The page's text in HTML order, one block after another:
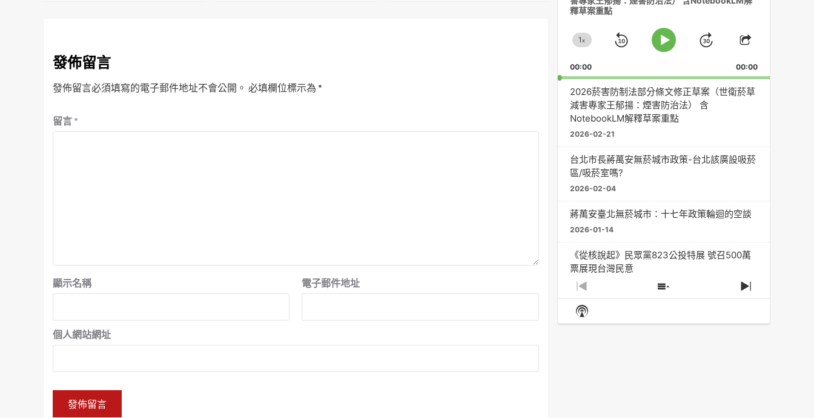
發佈留言
發佈留言必須填寫的電子郵件地址不會公開。 必填欄位標示為 *
留言 *
顯示名稱 電子郵件地址
個人網站網址
釋草案重點
Change
Rate
1x
Skip Play
Jump
Forward
Share
Episode
00:00 00:00
2026菸害防制法部分條文修正草案（世衛菸草
減害專家王郁揚：煙害防治法） 含
NotebookLM解釋草案重點
2026-02-21
台北市長蔣萬安無菸城市政策-台北該廣設吸菸
區/吸菸室嗎?
2026-02-04
蔣萬安臺北無菸城市：十七年政策輪迴的空談
2026-01-14
《從核說起》民眾黨823公投特展 號召500萬
票展現台灣民意
2025-08-11
大罷免凸 <726,823反罷免主題曲> #大展鴻圖
2025-07-05
Previous
Episode
Show
Episodes
Next
Episode
Show
Podcast